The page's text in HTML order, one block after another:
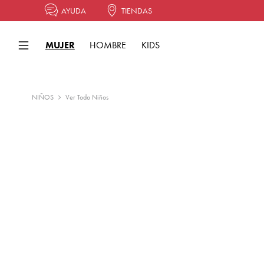
AYUDA TIENDAS
MUJER HOMBRE KIDS
NIÑOS Ver Todo Niños